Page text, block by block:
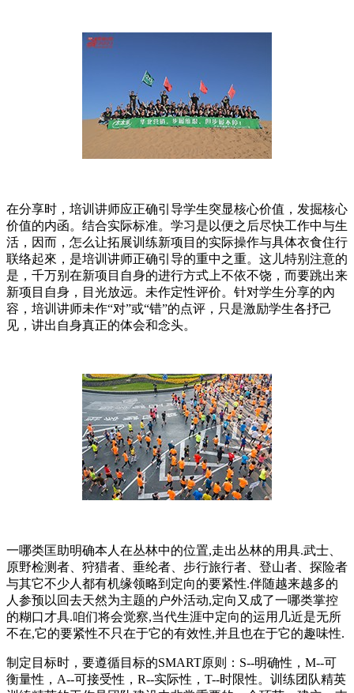
在分享时，培训讲师应正确引导学生突显核心价值，发掘核心
价值的内函。结合实际标准。学习是以便之后尽快工作中与生
活，因而，怎么让拓展训练新项目的实际操作与具体衣食住行
联络起來，是培训讲师正确引导的重中之重。这儿特别注意的
是，千万别在新项目自身的进行方式上不依不饶，而要跳出来
新项目自身，目光放远。未作定性评价。针对学生分享的內
容，培训讲师未作“对”或“错”的点评，只是激励学生各抒己
见，讲出自身真正的体会和念头。
一哪类匡助明确本人在丛林中的位置,走出丛林的用具.武士、
原野检测者、狩猎者、垂纶者、步行旅行者、登山者、探险者
与其它不少人都有机缘领略到定向的要紧性.伴随越来越多的
人参预以回去天然为主题的户外活动,定向又成了一哪类掌控
的糊口才具.咱们将会觉察,当代生涯中定向的运用几近是无所
不在,它的要紧性不只在于它的有效性,并且也在于它的趣味性.
制定目标时，要遵循目标的SMART原则：S--明确性，M--可
衡量性，A--可接受性，R--实际性，T--时限性。训练团队精英